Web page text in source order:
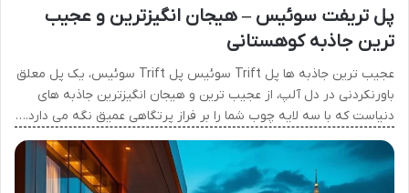
پل تریفت سوئیس – هیجان انگیزترین و عجیب
ترین جاذبه کوهستانی
عجیب ترین جاذبه ها پل Trift سوئیس پل Trift سوئیس، یک پل معلق
باورنکردنی در دل آلپ، از عجیب ترین و هیجان انگیزترین جاذبه های
دنیاست که با سه لایه چوب شما را بر فراز پرتگاهی عمیق نگه می دارد.…